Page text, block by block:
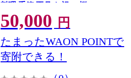
料理 重箱 正月 お祝い 桜 gg001
50,000 円
たまったWAON POINTで
寄附できる！